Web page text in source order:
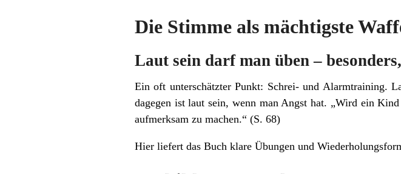
Die Stimme als mächtigste
Laut sein darf man üben –
Ein oft unterschätzter Punkt: Schrei- und Alarmtraining.
dagegen ist laut sein, wenn man Angst hat. „Wird ein
aufmerksam zu machen.“ (S. 68)
Hier liefert das Buch klare Übungen und